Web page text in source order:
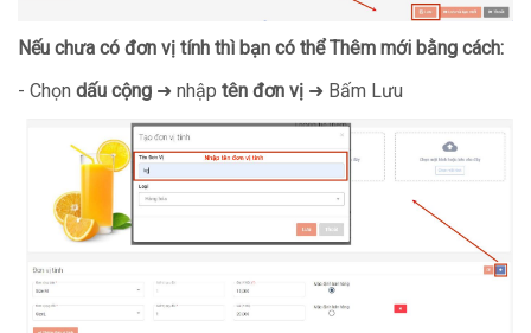
Nếu chưa có đơn vị tính thì bạn có thể Thêm mới bằng cách:
- Chọn dấu cộng ➜ nhập tên đơn vị ➜ Bấm Lưu